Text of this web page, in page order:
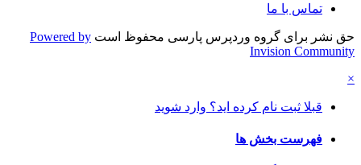
تماس با ما
حق نشر برای گروه وردپرس پارسی محفوظ است Powered by
Invision Community
×
قبلا ثبت نام کرده اید؟ وارد شوید
فهرست بخش ها